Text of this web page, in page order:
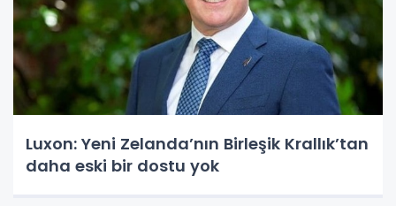
Luxon: Yeni Zelanda’nın Birleşik Krallık’tan
daha eski bir dostu yok